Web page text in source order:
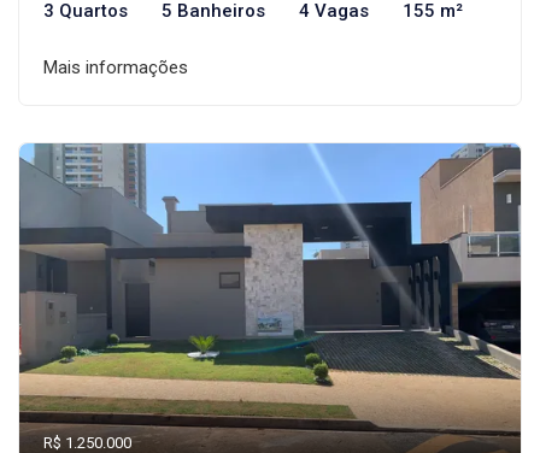
3 Quartos 5 Banheiros 4 Vagas 155 m²
Mais informações
R$ 1.250.000